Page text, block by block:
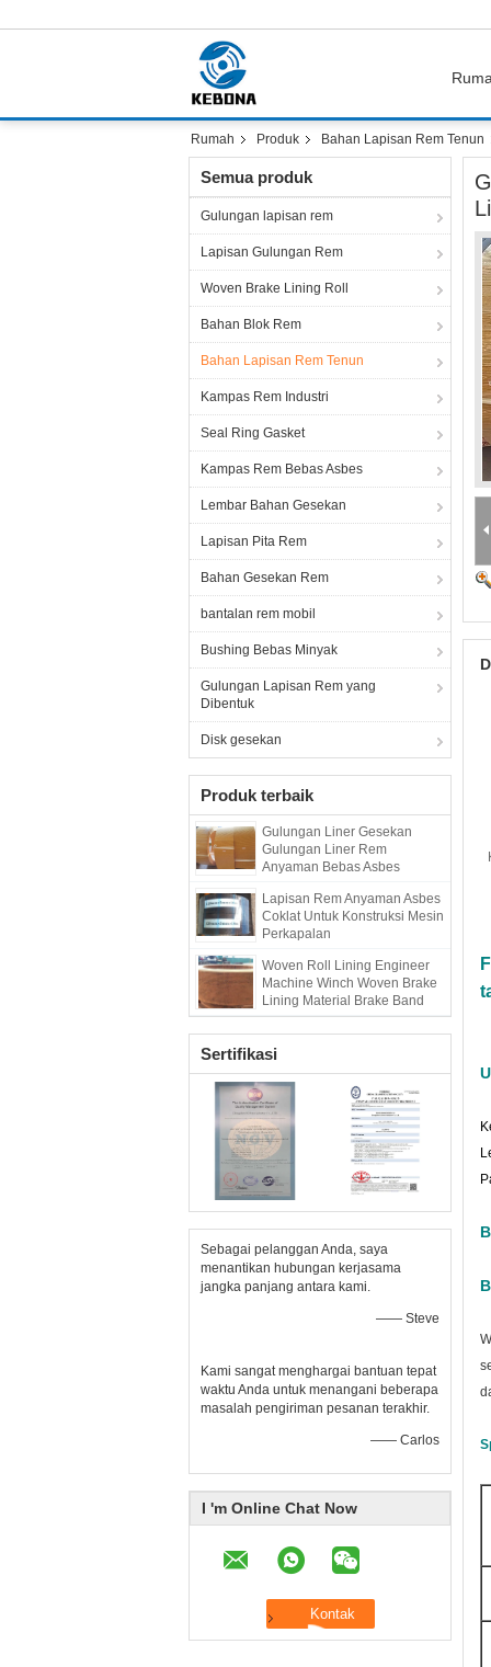
Rumah Produk Bahan Lapisan Rem Tenun
Semua produk
Gulungan lapisan rem
Lapisan Gulungan Rem
Woven Brake Lining Roll
Bahan Blok Rem
Bahan Lapisan Rem Tenun
Kampas Rem Industri
Seal Ring Gasket
Kampas Rem Bebas Asbes
Lembar Bahan Gesekan
Lapisan Pita Rem
Bahan Gesekan Rem
bantalan rem mobil
Bushing Bebas Minyak
Gulungan Lapisan Rem yang
Dibentuk
Disk gesekan
Produk terbaik
Gulungan Liner Gesekan
Gulungan Liner Rem
Anyaman Bebas Asbes
Lapisan Rem Anyaman Asbes
Coklat Untuk Konstruksi Mesin
Perkapalan
Woven Roll Lining Engineer
Machine Winch Woven Brake
Lining Material Brake Band
Sertifikasi
Sebagai pelanggan Anda, saya
menantikan hubungan kerjasama
jangka panjang antara kami.
—— Steve
Kami sangat menghargai bantuan tepat
waktu Anda untuk menangani beberapa
masalah pengiriman pesanan terakhir.
—— Carlos
I 'm Online Chat Now